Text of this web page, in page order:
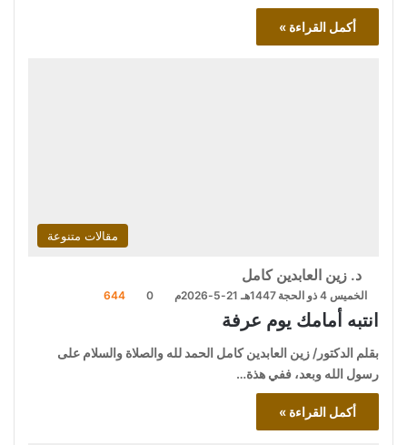
أكمل القراءة »
مقالات متنوعة
د. زين العابدين كامل
الخميس 4 ذو الحجة 1447هـ 21-5-2026م 0
644
انتبه أمامك يوم عرفة
بقلم الدكتور/ زين العابدين كامل الحمد لله والصلاة والسلام على
رسول الله وبعد، ففي هذة…
أكمل القراءة »